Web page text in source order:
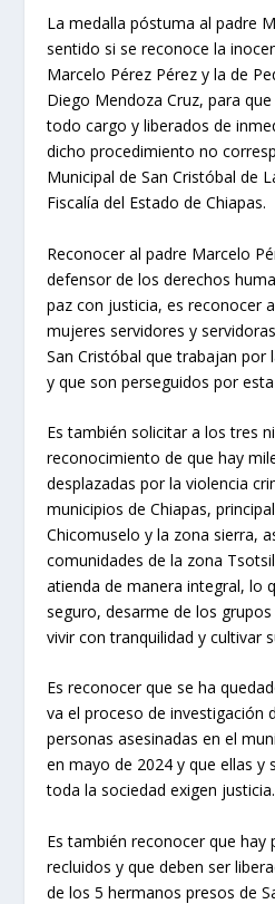
La medalla póstuma al padre
sentido si se reconoce la
Marcelo Pérez Pérez y la de
Diego Mendoza Cruz, para
todo cargo y liberados de
dicho procedimiento no
Municipal de San Cristóbal de
Fiscalía del Estado de Chiapas.
Reconocer al padre Marcelo
defensor de los derechos
paz con justicia, es reconocer
mujeres servidores y
San Cristóbal que trabajan por
y que son perseguidos por
Es también solicitar a los tres
reconocimiento de que hay
desplazadas por la violencia
municipios de Chiapas,
Chicomuselo y la zona sierra,
comunidades de la zona
atienda de manera integral, lo
seguro, desarme de los
vivir con tranquilidad y cultivar
Es reconocer que se ha
va el proceso de investigación
personas asesinadas en el
en mayo de 2024 y que ellas y
toda la sociedad exigen justicia.
Es también reconocer que hay
recluidos y que deben ser
de los 5 hermanos presos de